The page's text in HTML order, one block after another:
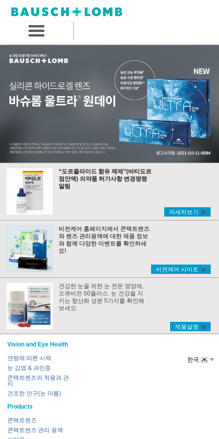
“도르졸라미드 함유 제제”(바티도르
점안액) 의약품 허가사항 변경명령
알림
자세히보기
비전케어 홈페이지에서 콘택트렌즈
와 렌즈 관리용액에 대한 제품 정보
와 함께 다양한 이벤트를 확인하세
요!
비젼케어 사이트
건강한 눈을 위한 눈 전문 영양제,
오큐비전 50플러스. 눈 건강을 지
키는 항산화 성분 5가지를 확인해
보세요.
제품설명
Vision and Eye Health
연령에 따른 시력
눈 감염 & 과민증
콘택트렌즈의 착용과 관
리
건조한 안구(눈 마름)
Products
콘택트렌즈
콘택트렌즈 관리 용액
한국